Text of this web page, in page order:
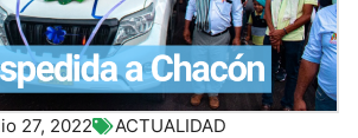
27, 2022 ACTUALIDAD